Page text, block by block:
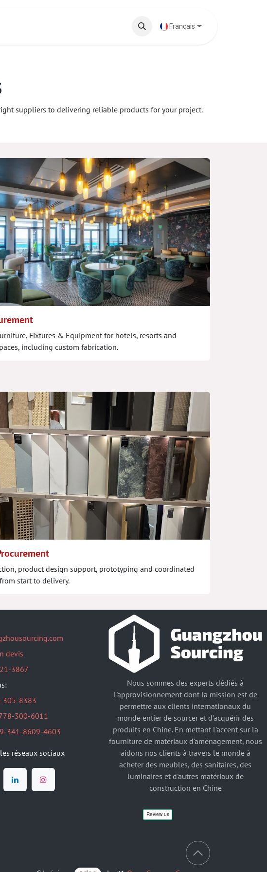
Base de connaissances
Français
suppliers to delivering reliable products for your project.
Fixtures & Equipment for hotels, resorts and
including custom fabrication.
product design support, prototyping and coordinated
start to delivery.
devis
3867
305-8383
300-6011
341-8609-4603
réseaux sociaux
Nous sommes des experts dédiés à
l'approvisionnement dont la mission est de
permettre aux clients internationaux du
monde entier de sourcer et d'acquérir des
produits en Chine. En mettant l'accent sur la
fourniture de matériaux d'aménagement, nous
aidons nos clients à travers le monde à
acheter des meubles, des sanitaires, des
luminaires et d'autres matériaux de
construction en Chine